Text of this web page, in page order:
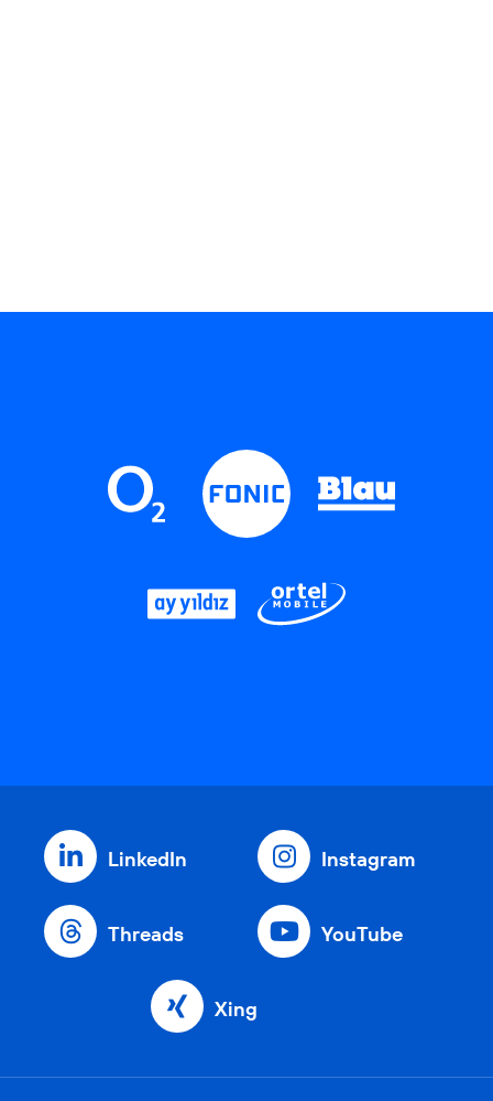
LinkedIn Instagram
Threads YouTube
Xing